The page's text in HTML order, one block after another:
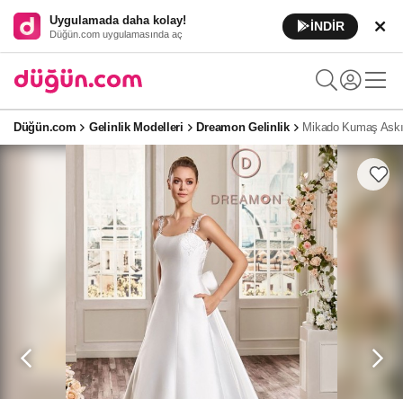
Uygulamada daha kolay!
Düğün.com uygulamasında aç
İNDİR
Düğün.com Gelinlik Modelleri Dreamon Gelinlik Mikado Kumaş